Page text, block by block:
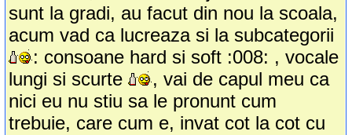
sunt la gradi, au facut din nou la scoala,
acum vad ca lucreaza si la subcategorii
: consoane hard si soft :008: , vocale
lungi si scurte
, vai de capul meu ca
nici eu nu stiu sa le pronunt cum
trebuie, care cum e, invat cot la cot cu